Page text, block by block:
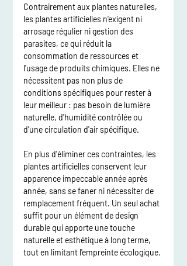
Contrairement aux plantes naturelles,
les plantes artificielles n'exigent ni
arrosage régulier ni gestion des
parasites, ce qui réduit la
consommation de ressources et
l'usage de produits chimiques. Elles ne
nécessitent pas non plus de
conditions spécifiques pour rester à
leur meilleur : pas besoin de lumière
naturelle, d'humidité contrôlée ou
d'une circulation d'air spécifique.
En plus d'éliminer ces contraintes, les
plantes artificielles conservent leur
apparence impeccable année après
année, sans se faner ni nécessiter de
remplacement fréquent. Un seul achat
suffit pour un élément de design
durable qui apporte une touche
naturelle et esthétique à long terme,
tout en limitant l'empreinte écologique.